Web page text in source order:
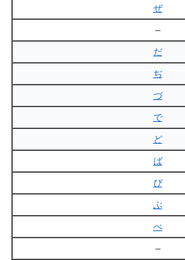
ぜ
–
だ
ぢ
づ
で
ど
ば
び
ぶ
べ
–